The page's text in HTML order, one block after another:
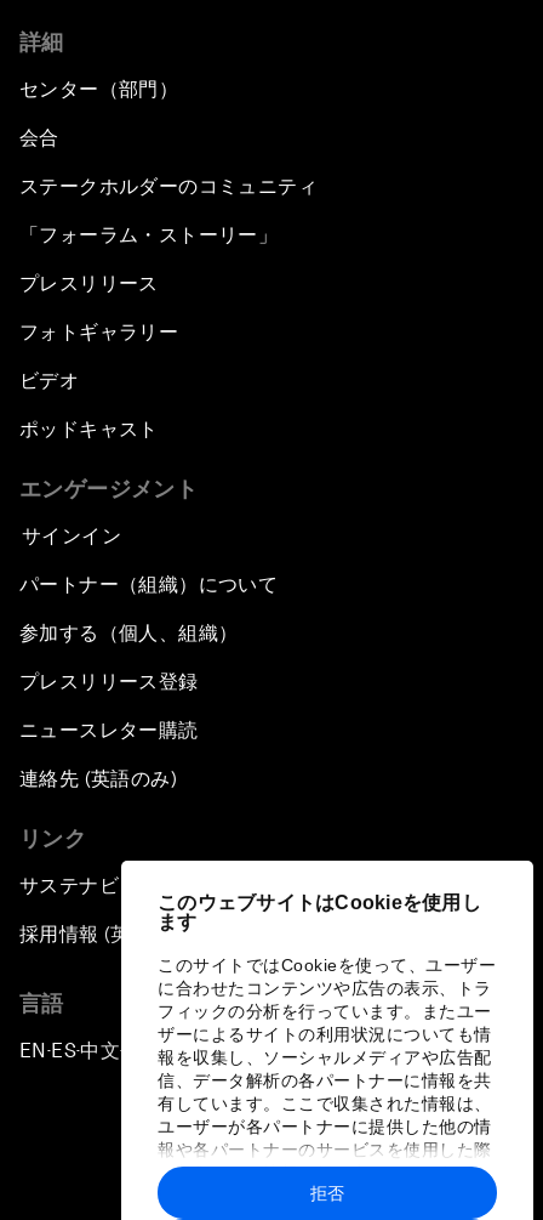
このウェブサイトはCookieを使用し
ます
このサイトではCookieを使って、ユーザー
に合わせたコンテンツや広告の表示、トラ
フィックの分析を行っています。またユー
ザーによるサイトの利用状況についても情
報を収集し、ソーシャルメディアや広告配
信、データ解析の各パートナーに情報を共
有しています。ここで収集された情報は、
ユーザーが各パートナーに提供した他の情
報や各パートナーのサービスを使用した際
に収集された情報と組み合わされ、各パー
トナーによって使用されることがありま
拒否
詳細
センター（部門）
会合
ステークホルダーのコミュニティ
「フォーラム・ストーリー」
プレスリリース
フォトギャラリー
ビデオ
ポッドキャスト
エンゲージメント
サインイン
パートナー（組織）について
参加する（個人、組織）
プレスリリース登録
ニュースレター購読
連絡先 (英語のみ)
リンク
サステナビリティへの取り組み
採用情報 (英語のみ)
言語
EN ▪ ES▪中文▪ 日本語
プライバシーポリシーと利用規約